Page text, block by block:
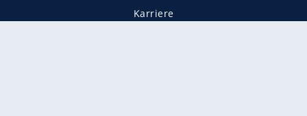
Karriere